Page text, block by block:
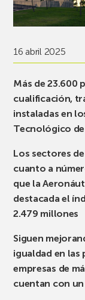
16 abril 2025
Más de 23.600
cualificación,
instaladas en
Tecnológico de
Los sectores
cuanto a
que la
destacada el
2.479 millones
Siguen
igualdad en las
empresas de
cuentan con